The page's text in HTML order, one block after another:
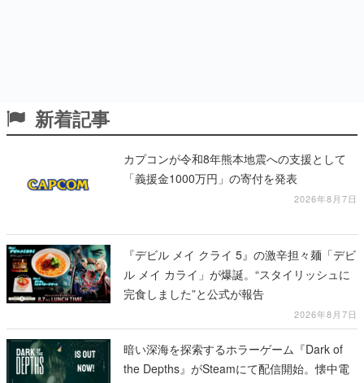
新着記事
カプコンが令和8年熊本地震への支援として
「義援金1000万円」の寄付を発表
2026年8月7日
『デビル メイ クライ 5』の激辛担々麺「デビ
ル メイ カライ」が爆誕。“スタイリッシュに
完食しました”と公式が報告
2026年8月7日
暗い深海を探索するホラーゲーム『Dark of
the Depths』がSteamにて配信開始。懐中電